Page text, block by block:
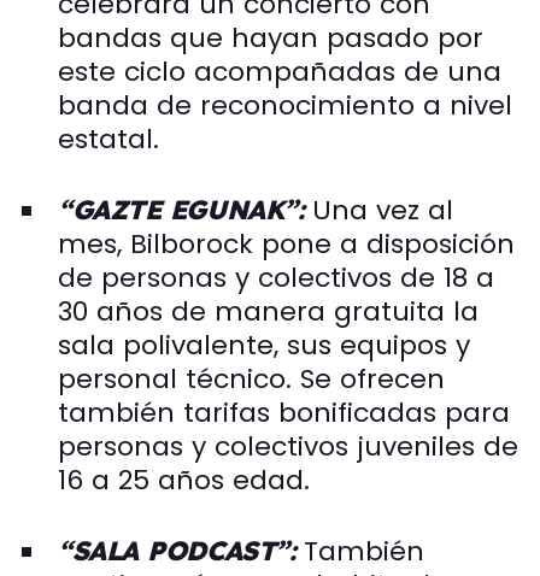
bandas que hayan pasado por
este ciclo acompañadas de una
banda de reconocimiento a nivel
estatal.
“GAZTE EGUNAK”:Una vez al
mes, Bilborock pone a disposición
de personas y colectivos de 18 a
30 años de manera gratuita la
sala polivalente, sus equipos y
personal técnico. Se ofrecen
también tarifas bonificadas para
personas y colectivos juveniles de
16 a 25 años edad.
“SALA PODCAST”:También